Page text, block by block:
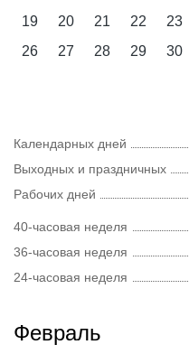
19
20 21 22 23
26
27 28 29 30
Календарных дней
Выходных и праздничных
Рабочих дней
40-часовая неделя
36-часовая неделя
24-часовая неделя
Февраль